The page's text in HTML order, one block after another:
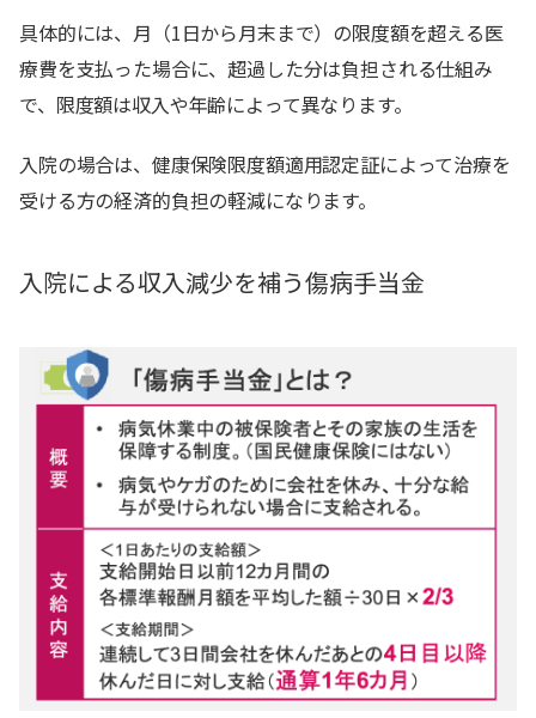
具体的には、月（1日から月末まで）の限度額を超える医
療費を支払った場合に、超過した分は負担される仕組み
で、限度額は収入や年齢によって異なります。
入院の場合は、健康保険限度額適用認定証によって治療を
受ける方の経済的負担の軽減になります。
入院による収入減少を補う傷病手当金